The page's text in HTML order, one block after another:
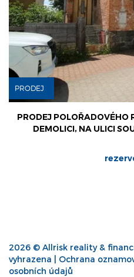
PRODEJ
PRODEJ POLOŘADOVÉHO
DEMOLICI, NA ULICI
2026 © Allrisk reality &
vyhrazena | Ochrana
osobních údajů